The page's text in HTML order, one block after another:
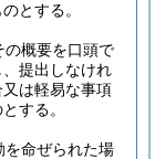
とする。
の概要を口頭で
、提出しなけれ
は軽易な事項
する。
を命ぜられた場